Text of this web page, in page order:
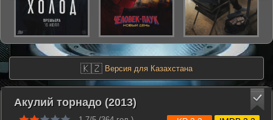
🇰🇿 Версия для Казахстана
Акулий торнадо (2013)